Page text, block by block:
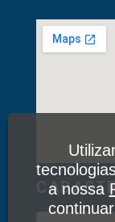
a nossa